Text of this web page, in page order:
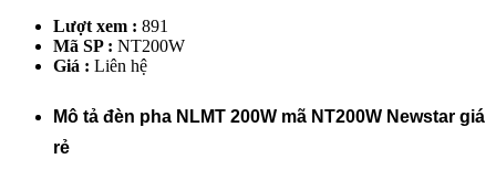
Lượt xem : 891
Mã SP : NT200W
Giá : Liên hệ
Mô tả đèn pha NLMT 200W mã NT200W Newstar giá
rẻ